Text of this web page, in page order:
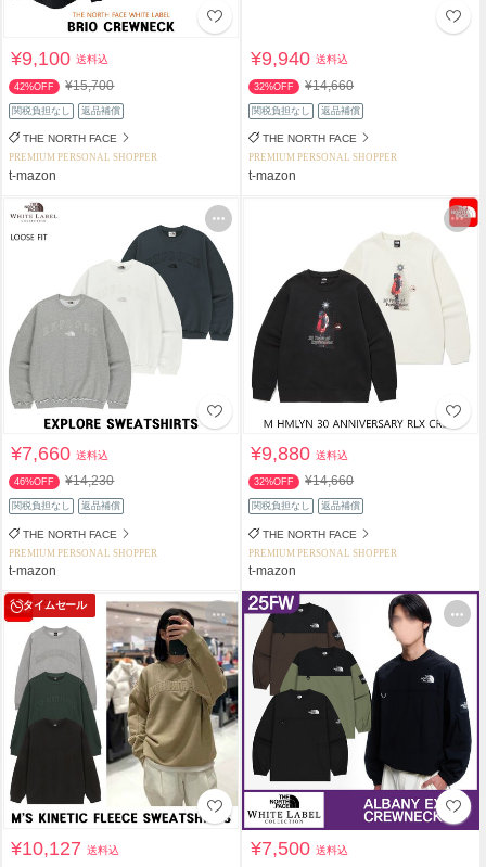
¥9,100送料込
42%OFF ¥15,700
関税負担なし 返品補償
THE NORTH FACE
PREMIUM PERSONAL SHOPPER
t-mazon
¥9,940送料込
32%OFF ¥14,660
関税負担なし 返品補償
THE NORTH FACE
PREMIUM PERSONAL SHOPPER
t-mazon
¥7,660送料込
46%OFF ¥14,230
関税負担なし 返品補償
THE NORTH FACE
PREMIUM PERSONAL SHOPPER
t-mazon
¥9,880送料込
32%OFF ¥14,660
関税負担なし 返品補償
THE NORTH FACE
PREMIUM PERSONAL SHOPPER
t-mazon
タイムセール
¥10,127送料込 ¥7,500送料込